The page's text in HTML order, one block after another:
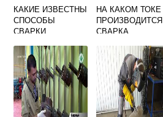
КАКИЕ ИЗВЕСТНЫ
СПОСОБЫ
СВАРКИ
ПЛАВЛЕНИЕМ
НА КАКОМ ТОКЕ
ПРОИЗВОДИТСЯ
СВАРКА
СПЛАВОВ